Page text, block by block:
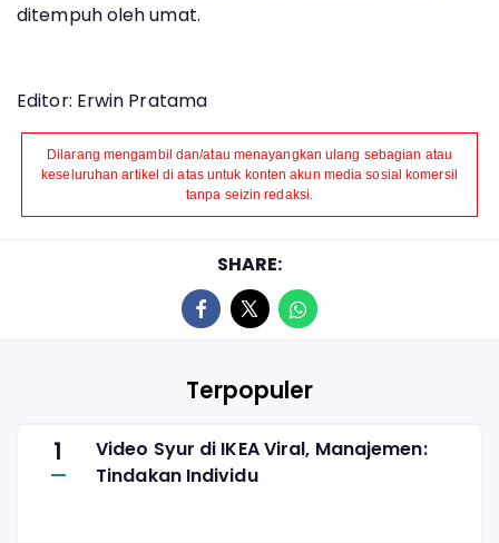
ditempuh oleh umat.
Editor: Erwin Pratama
Dilarang mengambil dan/atau menayangkan ulang sebagian atau
keseluruhan artikel di atas untuk konten akun media sosial komersil
tanpa seizin redaksi.
SHARE:
Terpopuler
1
Video Syur di IKEA Viral, Manajemen:
Tindakan Individu